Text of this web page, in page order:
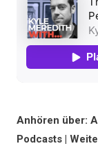
Anhören über:
Podcasts |